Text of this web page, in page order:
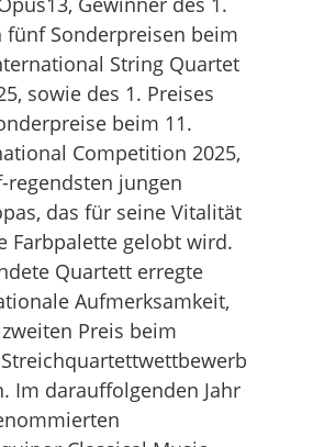
fünf Sonderpreisen beim
String Quartet
sowie des 1. Preises
beim 11.
Competition 2025,
regendsten jungen
das für seine Vitalität
Farbpalette gelobt wird.
Quartett erregte
Aufmerksamkeit,
Preis beim
Im darauffolgenden Jahr